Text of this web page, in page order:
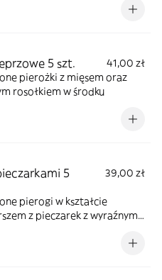
5 szt.
41,00 zł
pierożki z mięsem oraz
rosołkiem w środku
5
39,00 zł
pierogi w kształcie
z pieczarek z wyraźnym